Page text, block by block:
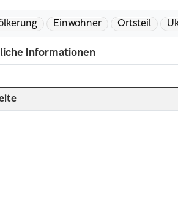
Einwohner Ortsteil
Informationen